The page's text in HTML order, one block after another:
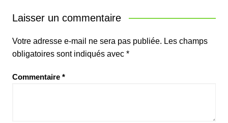
Laisser un commentaire
Votre adresse e-mail ne sera pas publiée. Les champs
obligatoires sont indiqués avec *
Commentaire *